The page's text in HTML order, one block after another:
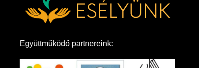
Együttműködő partnereink: